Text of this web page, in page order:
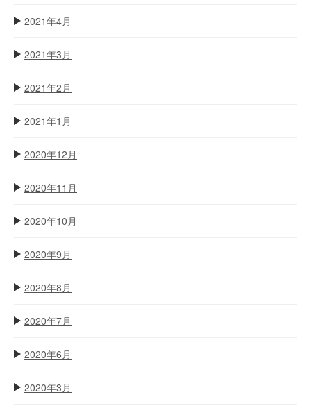
2021年4月
2021年3月
2021年2月
2021年1月
2020年12月
2020年11月
2020年10月
2020年9月
2020年8月
2020年7月
2020年6月
2020年3月